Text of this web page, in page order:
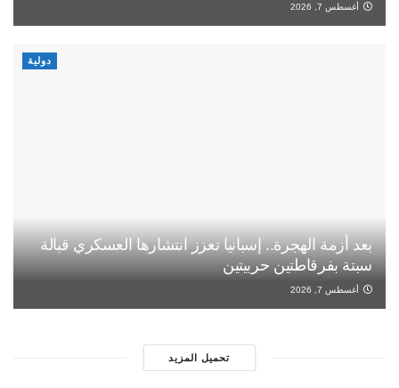
أغسطس 7, 2026
دولية
بعد أزمة الهجرة.. إسبانيا تعزز انتشارها العسكري قبالة
سبتة بفرقاطتين حربيتين
أغسطس 7, 2026
تحميل المزيد